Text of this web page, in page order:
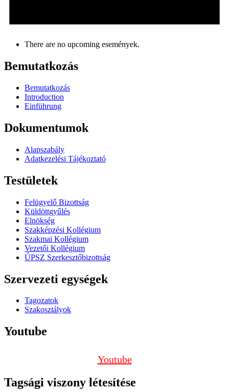
There are no upcoming események.
Bemutatkozás
Bemutatkozás
Introduction
Einführung
Dokumentumok
Alapszabály
Adatkezelési Tájékoztató
Testületek
Felügyelő Bizottság
Küldöttgyűlés
Elnökség
Szakképzési Kollégium
Szakmai Kollégium
Vezetői Kollégium
ÚPSZ Szerkesztőbizottság
Szervezeti egységek
Tagozatok
Szakosztályok
Youtube
Youtube
Tagsági viszony létesítése